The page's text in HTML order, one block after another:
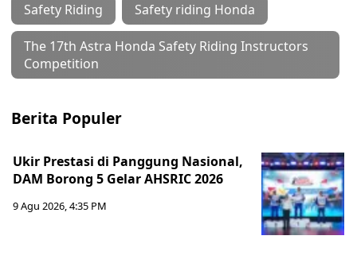
Safety Riding Safety riding Honda
The 17th Astra Honda Safety Riding Instructors
Competition
Berita Populer
Ukir Prestasi di Panggung Nasional,
DAM Borong 5 Gelar AHSRIC 2026
9 Agu 2026, 4:35 PM